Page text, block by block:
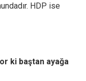
HDP ise
ki baştan ayağa